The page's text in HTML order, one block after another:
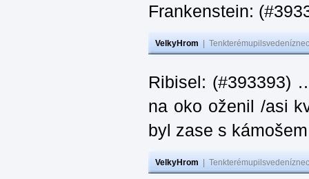
Frankenstein:
VelkyHrom
Ribisel: (#393393)
na oko oženil /asi
byl zase s
VelkyHrom